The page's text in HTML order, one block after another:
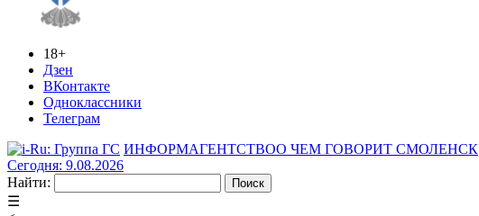
18+
Дзен
ВКонтакте
Одноклассники
Телеграм
ИНФОРМАГЕНТСТВОО ЧЕМ ГОВОРИТ СМОЛЕНСК
Сегодня: 9.08.2026
Найти:
☰